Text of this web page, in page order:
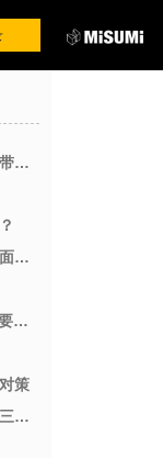
・喷砂：从原理到应用，一篇文章带你全面了解
・喷砂除锈：一种高效、环保的表面处理方法
・PET塑料加工方法：探讨其工艺要点及影响因素
策
・切削加工和零件设计时应注意的三个要点